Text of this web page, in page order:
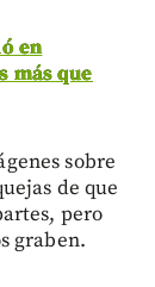
en
más que
sobre
de que
pero
graben.